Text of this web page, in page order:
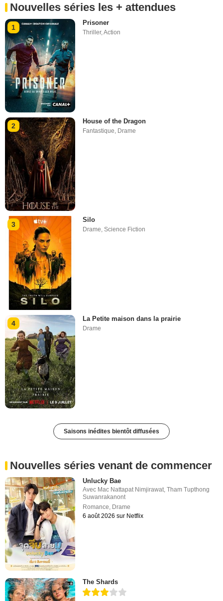
Nouvelles séries les + attendues
1
Prisoner
Thriller,Action
2
House of the Dragon
Fantastique, Drame
3
Silo
Drame,Science Fiction
4
La Petite maison dans la prairie
Drame
Saisons inédites bientôt diffusées
Nouvelles séries venant de commencer
Unlucky Bae
Avec Mac Nattapat Nimjirawat,Tham Tupthong
Suwanrakanont
Romance, Drame
6 août 2026 sur Netflix
The Shards